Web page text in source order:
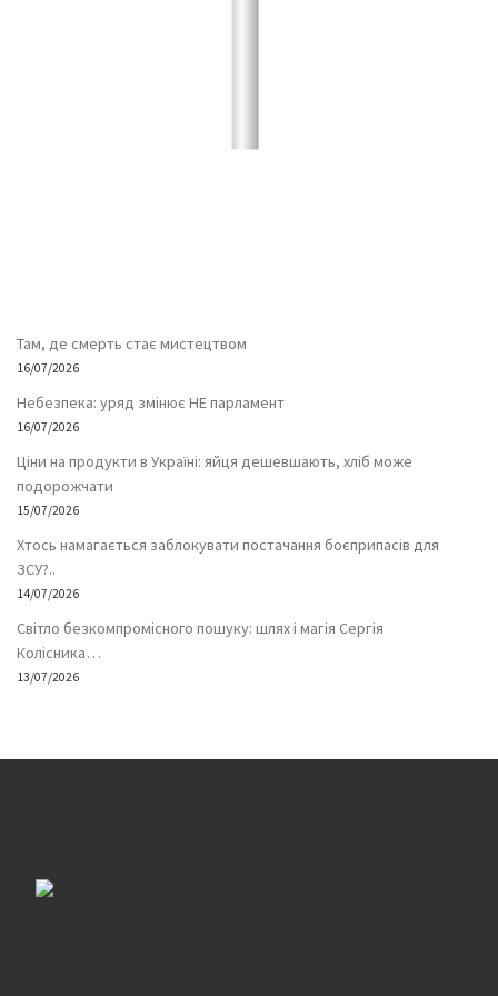
Там, де смерть стає мистецтвом
16/07/2026
Небезпека: уряд змінює НЕ парламент
16/07/2026
Ціни на продукти в Україні: яйця дешевшають, хліб може
подорожчати
15/07/2026
Хтось намагається заблокувати постачання боєприпасів для
ЗСУ?..
14/07/2026
Світло безкомпромісного пошуку: шлях і магія Сергія
Колісника…
13/07/2026